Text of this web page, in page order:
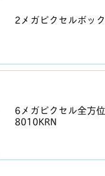
2メガピクセルボッ
6メガピクセル全方
8010KRN